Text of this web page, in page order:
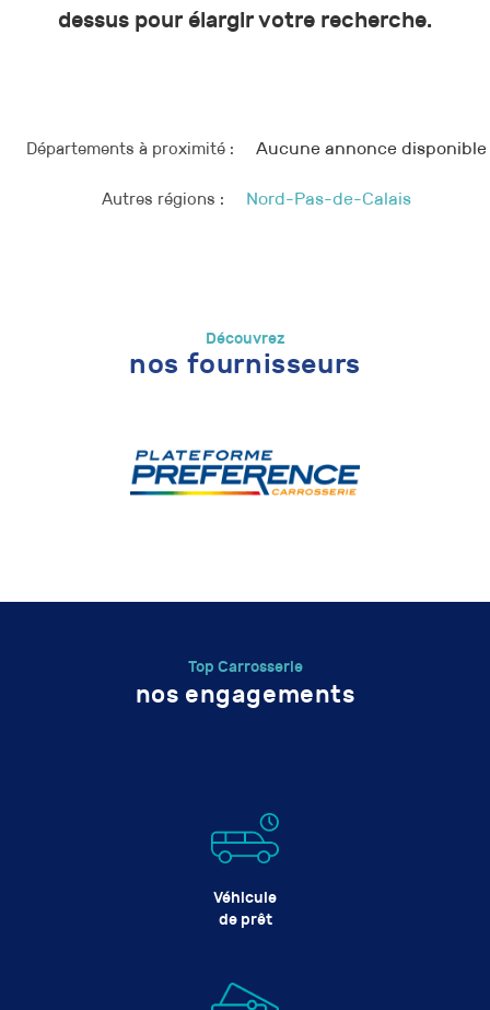
dessus pour élargir votre recherche.
Départements à proximité : Aucune annonce disponible
Autres régions : Nord-Pas-de-Calais
Découvrez
nos fournisseurs
Top Carrosserie
nos engagements
Véhicule
de prêt